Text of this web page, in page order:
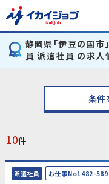
静岡県「伊豆の国市
員 派遣社員 の求人
条件
10件
派遣社員 お仕事No1482-